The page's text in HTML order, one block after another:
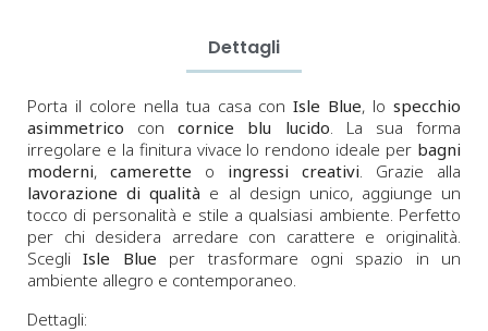
Dettagli
Porta il colore nella tua casa conIsle Blue, lospecchio
asimmetrico concornice blu lucido . La sua forma
irregolare e la finitura vivace lo rendono ideale per bagni
moderni, camerette o ingressi creativi . Grazie alla
lavorazione di qualità e al design unico, aggiunge un
tocco di personalità e stile a qualsiasi ambiente. Perfetto
per chi desidera arredare con carattere e originalità.
ScegliIsle Blue per trasformare ogni spazio in un
ambiente allegro e contemporaneo.
Dettagli: